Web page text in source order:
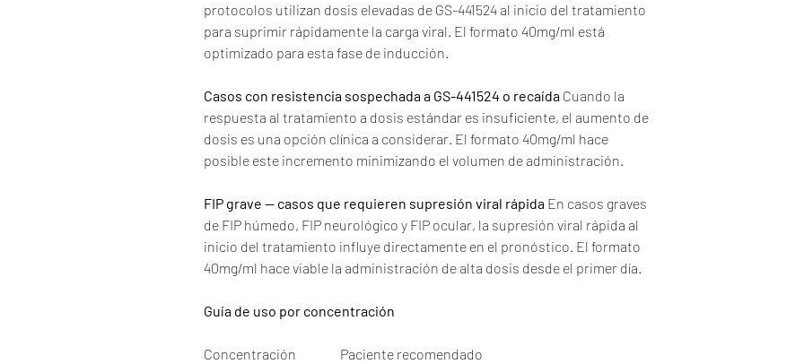
protocolos utilizan dosis elevadas de GS-441524 al inicio del tratamiento
para suprimir rápidamente la carga viral. El formato 40mg/ml está
optimizado para esta fase de inducción.
Casos con resistencia sospechada a GS-441524 o recaída Cuando la
respuesta al tratamiento a dosis estándar es insuficiente, el aumento de
dosis es una opción clínica a considerar. El formato 40mg/ml hace
posible este incremento minimizando el volumen de administración.
FIP grave — casos que requieren supresión viral rápida En casos graves
de FIP húmedo, FIP neurológico y FIP ocular, la supresión viral rápida al
inicio del tratamiento influye directamente en el pronóstico. El formato
40mg/ml hace viable la administración de alta dosis desde el primer día.
Guía de uso por concentración
Concentración
Paciente recomendado